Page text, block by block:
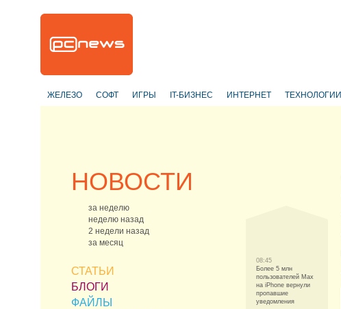
ЖЕЛЕЗО СОФТ ИГРЫ IT-БИЗНЕС ИНТЕРНЕТ ТЕХНОЛОГИИ
НОВОСТИ
за неделю
неделю назад
2 недели назад
за месяц
СТАТЬИ
БЛОГИ
ФАЙЛЫ
08:45
Более 5 млн
пользователей Max
на iPhone вернули
пропавшие
уведомления